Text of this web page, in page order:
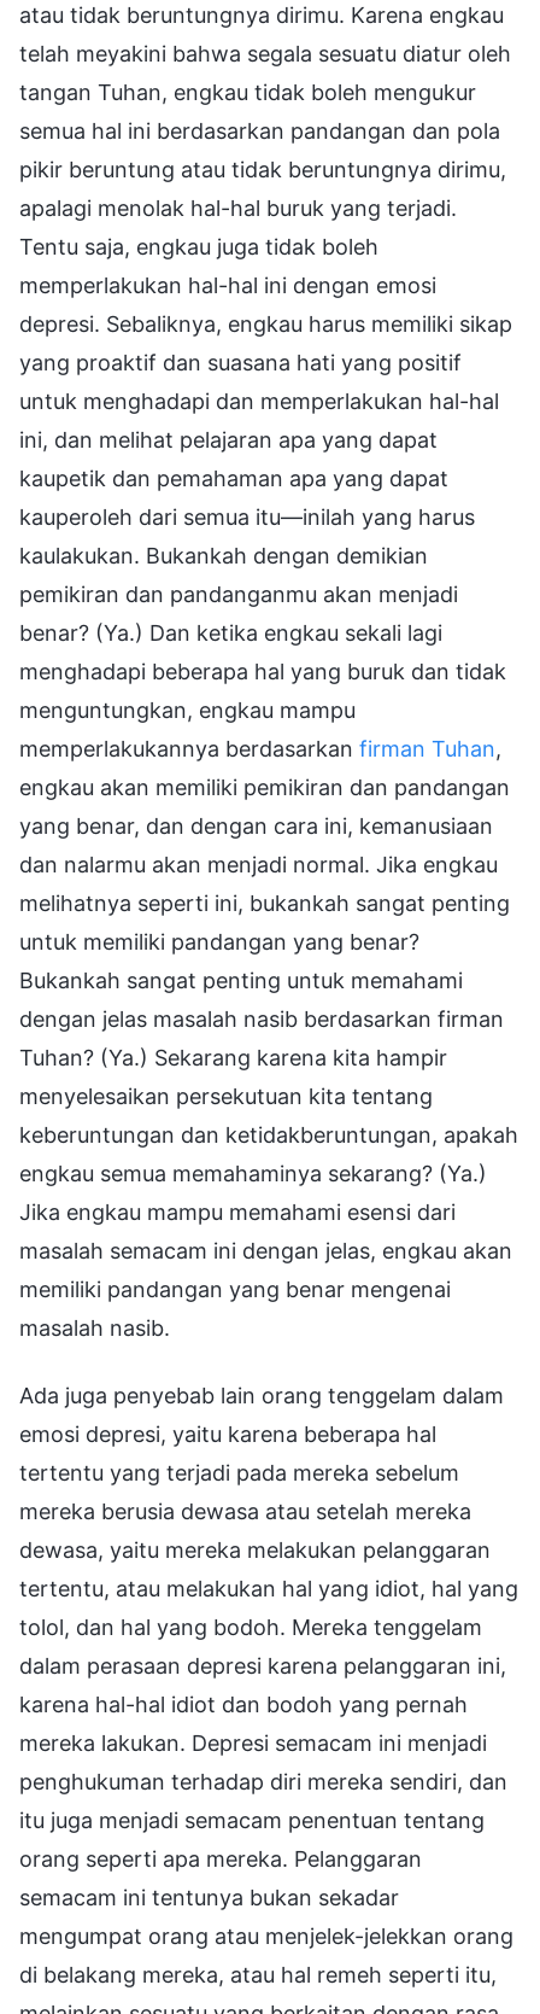
atau tidak beruntungnya dirimu. Karena engkau
telah meyakini bahwa segala sesuatu diatur oleh
tangan Tuhan, engkau tidak boleh mengukur
semua hal ini berdasarkan pandangan dan pola
pikir beruntung atau tidak beruntungnya dirimu,
apalagi menolak hal-hal buruk yang terjadi.
Tentu saja, engkau juga tidak boleh
memperlakukan hal-hal ini dengan emosi
depresi. Sebaliknya, engkau harus memiliki sikap
yang proaktif dan suasana hati yang positif
untuk menghadapi dan memperlakukan hal-hal
ini, dan melihat pelajaran apa yang dapat
kaupetik dan pemahaman apa yang dapat
kauperoleh dari semua itu—inilah yang harus
kaulakukan. Bukankah dengan demikian
pemikiran dan pandanganmu akan menjadi
benar? (Ya.) Dan ketika engkau sekali lagi
menghadapi beberapa hal yang buruk dan tidak
menguntungkan, engkau mampu
memperlakukannya berdasarkan firman Tuhan,
engkau akan memiliki pemikiran dan pandangan
yang benar, dan dengan cara ini, kemanusiaan
dan nalarmu akan menjadi normal. Jika engkau
melihatnya seperti ini, bukankah sangat penting
untuk memiliki pandangan yang benar?
Bukankah sangat penting untuk memahami
dengan jelas masalah nasib berdasarkan firman
Tuhan? (Ya.) Sekarang karena kita hampir
menyelesaikan persekutuan kita tentang
keberuntungan dan ketidakberuntungan, apakah
engkau semua memahaminya sekarang? (Ya.)
Jika engkau mampu memahami esensi dari
masalah semacam ini dengan jelas, engkau akan
memiliki pandangan yang benar mengenai
masalah nasib.
Ada juga penyebab lain orang tenggelam dalam
emosi depresi, yaitu karena beberapa hal
tertentu yang terjadi pada mereka sebelum
mereka berusia dewasa atau setelah mereka
dewasa, yaitu mereka melakukan pelanggaran
tertentu, atau melakukan hal yang idiot, hal yang
tolol, dan hal yang bodoh. Mereka tenggelam
dalam perasaan depresi karena pelanggaran ini,
karena hal-hal idiot dan bodoh yang pernah
mereka lakukan. Depresi semacam ini menjadi
penghukuman terhadap diri mereka sendiri, dan
itu juga menjadi semacam penentuan tentang
orang seperti apa mereka. Pelanggaran
semacam ini tentunya bukan sekadar
mengumpat orang atau menjelek-jelekkan orang
di belakang mereka, atau hal remeh seperti itu,